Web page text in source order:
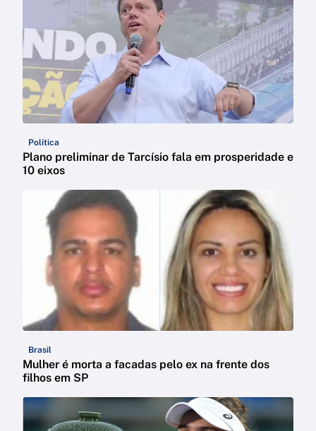
Política
Plano preliminar de Tarcísio fala em prosperidade e
10 eixos
Brasil
Mulher é morta a facadas pelo ex na frente dos
filhos em SP